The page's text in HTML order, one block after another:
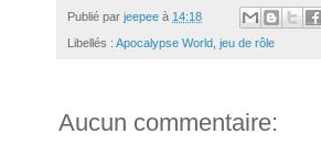
Publié par jeepee à 14:18
Libellés : Apocalypse World jeu de rôle
Aucun commentaire: